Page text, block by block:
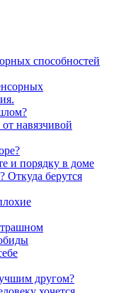
способностей
навязчивой
и порядку в доме
Откуда берутся
другом?